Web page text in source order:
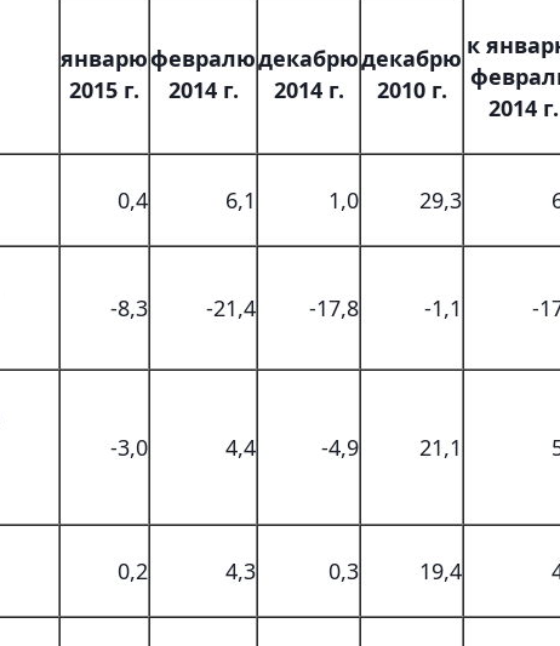
к
2014 г.
январю
2015 г.
февралю
2014 г.
декабрю
2014 г.
декабрю
2010 г.
0,4 6,1 1,0 29,3
-8,3 -21,4 -17,8 -1,1 -
-3,0 4,4 -4,9 21,1
0,2 4,3 0,3 19,4